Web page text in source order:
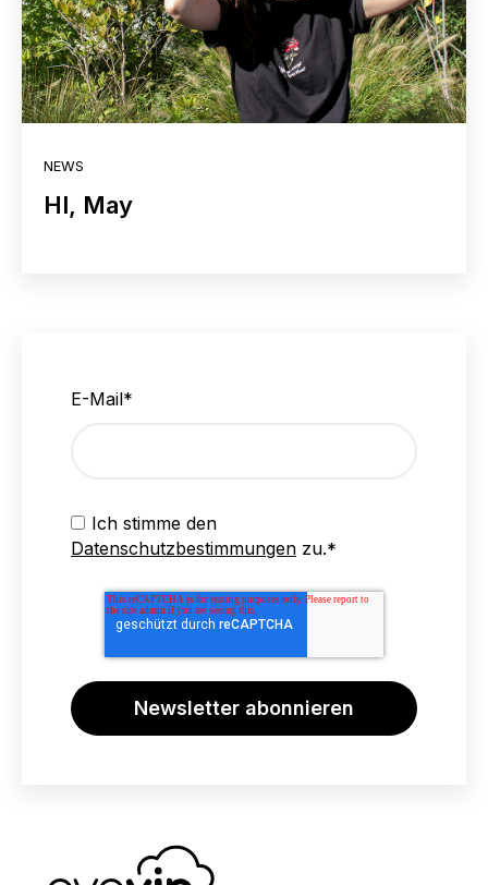
NEWS
HI, May
E-Mail*
Ich stimme den
Datenschutzbestimmungen zu.*